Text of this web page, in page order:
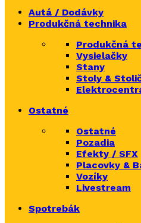
Autá / Dodávky
Produkčná technika
Produkčná
Vysielačky
Stany
Stoly &
Ostatné
Ostatné
Pozadia
Efekty / SFX
Placovky &
Vozíky
Livestream
Spotrebák